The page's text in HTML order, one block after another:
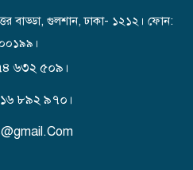
তাঁতী লীগ নেতা ইপু
বাড্ডা, গুলশান, ঢাকা- ১২১২। ফোন:
৬৩২ ৫০৯।
৮৯২ ৯৭০।